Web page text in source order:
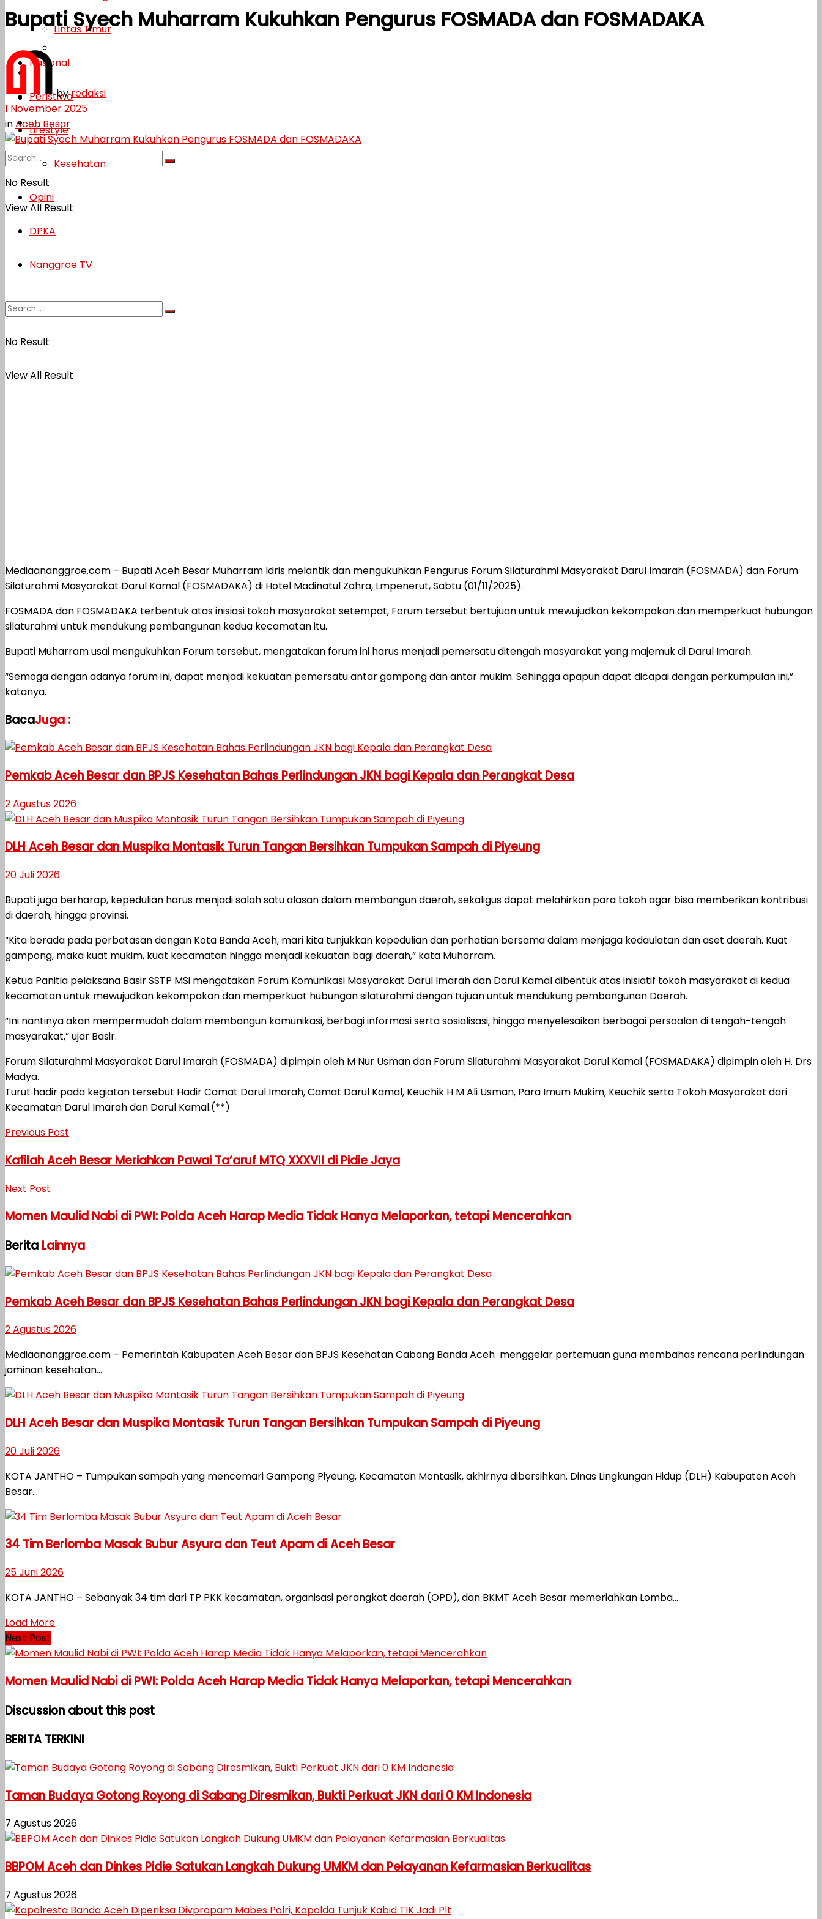
Lifestyle
DPKA
Nanggroe TV
No Result
View All Result
Lintas Timur
Nasional
Peristiwa
Lifestyle
Kesehatan
Opini
DPKA
Nanggroe TV
No Result
View All Result
Bupati Syech Muharram Kukuhkan Pengurus FOSMADA dan FOSMADAKA
byredaksi
1 November 2025
inAceh Besar
Mediaananggroe.com – Bupati Aceh Besar Muharram Idris melantik dan mengukuhkan Pengurus Forum Silaturahmi Masyarakat Darul Imarah (FOSMADA) dan Forum
Silaturahmi Masyarakat Darul Kamal (FOSMADAKA) di Hotel Madinatul Zahra, Lmpenerut, Sabtu (01/11/2025).
FOSMADA dan FOSMADAKA terbentuk atas inisiasi tokoh masyarakat setempat, Forum tersebut bertujuan untuk mewujudkan kekompakan dan memperkuat hubungan
silaturahmi untuk mendukung pembangunan kedua kecamatan itu.
Bupati Muharram usai mengukuhkan Forum tersebut, mengatakan forum ini harus menjadi pemersatu ditengah masyarakat yang majemuk di Darul Imarah.
“Semoga dengan adanya forum ini, dapat menjadi kekuatan pemersatu antar gampong dan antar mukim. Sehingga apapun dapat dicapai dengan perkumpulan ini,”
katanya.
BacaJuga :
Pemkab Aceh Besar dan BPJS Kesehatan Bahas Perlindungan JKN bagi Kepala dan Perangkat Desa
2 Agustus 2026
DLH Aceh Besar dan Muspika Montasik Turun Tangan Bersihkan Tumpukan Sampah di Piyeung
20 Juli 2026
Bupati juga berharap, kepedulian harus menjadi salah satu alasan dalam membangun daerah, sekaligus dapat melahirkan para tokoh agar bisa memberikan kontribusi
di daerah, hingga provinsi.
“Kita berada pada perbatasan dengan Kota Banda Aceh, mari kita tunjukkan kepedulian dan perhatian bersama dalam menjaga kedaulatan dan aset daerah. Kuat
gampong, maka kuat mukim, kuat kecamatan hingga menjadi kekuatan bagi daerah,” kata Muharram.
Ketua Panitia pelaksana Basir SSTP MSi mengatakan Forum Komunikasi Masyarakat Darul Imarah dan Darul Kamal dibentuk atas inisiatif tokoh masyarakat di kedua
kecamatan untuk mewujudkan kekompakan dan memperkuat hubungan silaturahmi dengan tujuan untuk mendukung pembangunan Daerah.
“Ini nantinya akan mempermudah dalam membangun komunikasi, berbagi informasi serta sosialisasi, hingga menyelesaikan berbagai persoalan di tengah-tengah
masyarakat,” ujar Basir.
Forum Silaturahmi Masyarakat Darul Imarah (FOSMADA) dipimpin oleh M Nur Usman dan Forum Silaturahmi Masyarakat Darul Kamal (FOSMADAKA) dipimpin oleh H. Drs
Madya.
Turut hadir pada kegiatan tersebut Hadir Camat Darul Imarah, Camat Darul Kamal, Keuchik H M Ali Usman, Para Imum Mukim, Keuchik serta Tokoh Masyarakat dari
Kecamatan Darul Imarah dan Darul Kamal.(**)
Previous Post
Kafilah Aceh Besar Meriahkan Pawai Ta’aruf MTQ XXXVII di Pidie Jaya
Next Post
Momen Maulid Nabi di PWI: Polda Aceh Harap Media Tidak Hanya Melaporkan, tetapi Mencerahkan
Berita Lainnya
Pemkab Aceh Besar dan BPJS Kesehatan Bahas Perlindungan JKN bagi Kepala dan Perangkat Desa
2 Agustus 2026
Mediaananggroe.com – Pemerintah Kabupaten Aceh Besar dan BPJS Kesehatan Cabang Banda Aceh menggelar pertemuan guna membahas rencana perlindungan
jaminan kesehatan...
DLH Aceh Besar dan Muspika Montasik Turun Tangan Bersihkan Tumpukan Sampah di Piyeung
20 Juli 2026
KOTA JANTHO – Tumpukan sampah yang mencemari Gampong Piyeung, Kecamatan Montasik, akhirnya dibersihkan. Dinas Lingkungan Hidup (DLH) Kabupaten Aceh
Besar...
34 Tim Berlomba Masak Bubur Asyura dan Teut Apam di Aceh Besar
25 Juni 2026
KOTA JANTHO – Sebanyak 34 tim dari TP PKK kecamatan, organisasi perangkat daerah (OPD), dan BKMT Aceh Besar memeriahkan Lomba...
Load More
Next Post
Momen Maulid Nabi di PWI: Polda Aceh Harap Media Tidak Hanya Melaporkan, tetapi Mencerahkan
Discussion about this post
BERITA TERKINI
Taman Budaya Gotong Royong di Sabang Diresmikan, Bukti Perkuat JKN dari 0 KM Indonesia
7 Agustus 2026
BBPOM Aceh dan Dinkes Pidie Satukan Langkah Dukung UMKM dan Pelayanan Kefarmasian Berkualitas
7 Agustus 2026